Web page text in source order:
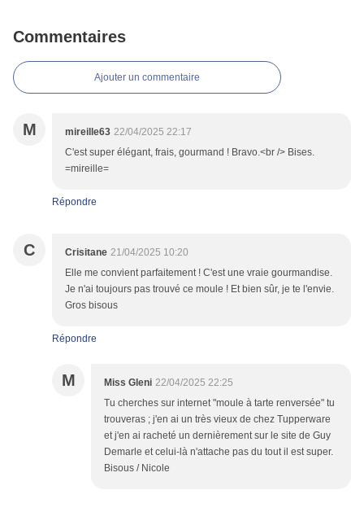
Commentaires
Ajouter un commentaire
M mireille63 22/04/2025 22:17
C'est super élégant, frais, gourmand ! Bravo.<br /> Bises.
=mireille=
Répondre
C Crisitane 21/04/2025 10:20
Elle me convient parfaitement ! C'est une vraie gourmandise.
Je n'ai toujours pas trouvé ce moule ! Et bien sûr, je te l'envie.
Gros bisous
Répondre
M Miss Gleni 22/04/2025 22:25
Tu cherches sur internet "moule à tarte renversée" tu
trouveras ; j'en ai un très vieux de chez Tupperware
et j'en ai racheté un dernièrement sur le site de Guy
Demarle et celui-là n'attache pas du tout il est super.
Bisous / Nicole